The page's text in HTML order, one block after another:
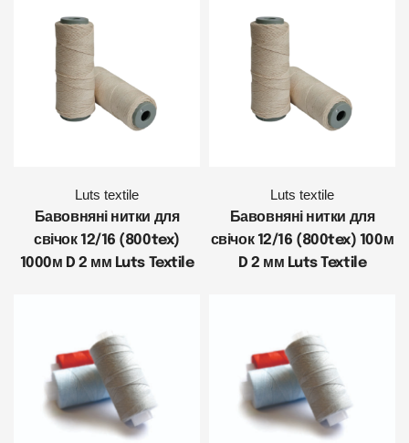
Luts textile
Бавовняні нитки для
свічок 12/16 (800tex)
1000м D 2 мм Luts Textile
Luts textile
Бавовняні нитки для
свічок 12/16 (800tex) 100м
D 2 мм Luts Textile